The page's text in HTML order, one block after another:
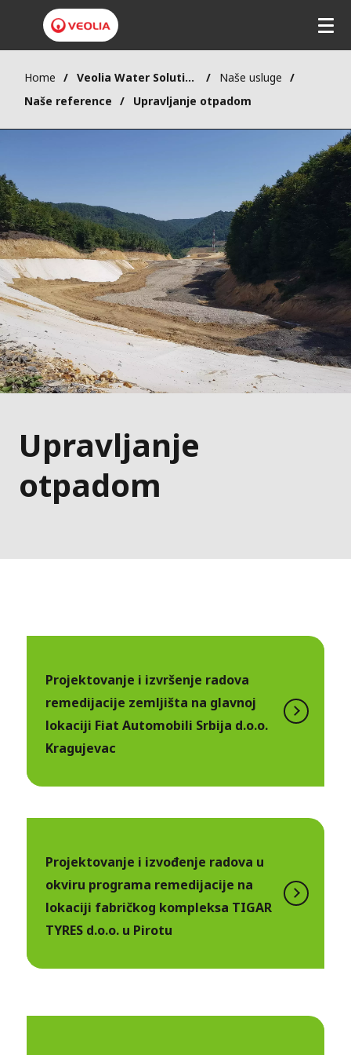
Home Veolia Water Solutions & Technologies (VWST)
Naše usluge
Naše reference
Upravljanje otpadom
Upravljanje
otpadom
Projektovanje i izvršenje radova
remedijacije zemljišta na glavnoj
lokaciji Fiat Automobili Srbija d.o.o.
Kragujevac
Projektovanje i izvođenje radova u
okviru programa remedijacije na
lokaciji fabričkog kompleksa TIGAR
TYRES d.o.o. u Pirotu